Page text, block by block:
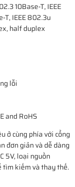
10Base-T, IEEE
T, IEEE 802.3u
half duplex
lỗi
and RoHS
ở cùng phía với cổng
đơn giản và dễ dàng
5V, loại nguồn
tìm kiếm và thay thế.